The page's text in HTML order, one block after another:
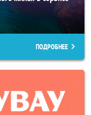
ПОДРОБНЕЕ